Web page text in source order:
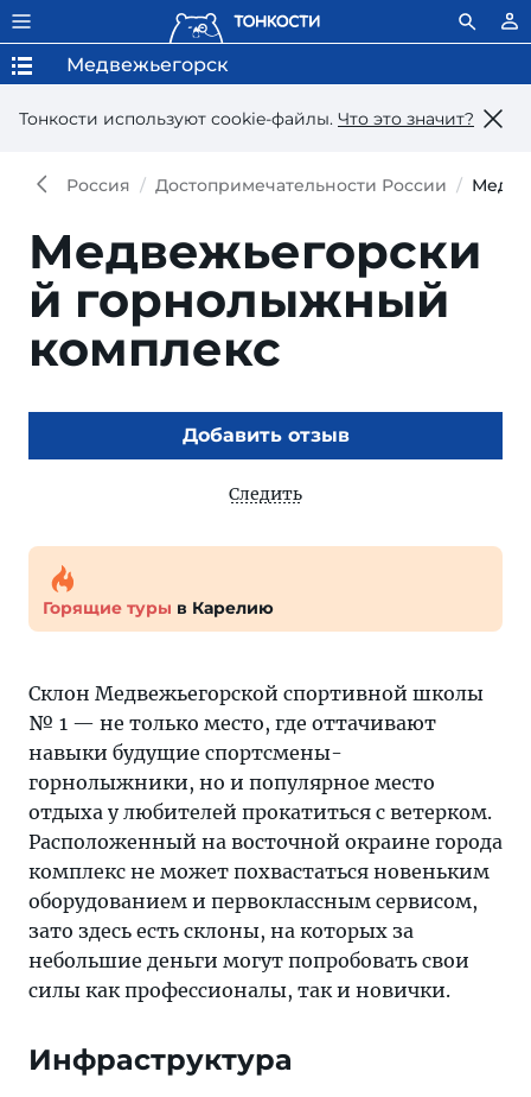
Тонкости используют сookie-файлы. Что это значит?
Медвежьегорск
Россия Достопримечательности России
Медвежьегорски
й горнолыжный
комплекс
Добавить отзыв
Следить
Горящие туры в Карелию
Склон Медвежьегорской спортивной школы
№ 1 — не только место, где оттачивают
навыки будущие спортсмены-
горнолыжники, но и популярное место
отдыха у любителей прокатиться с ветерком.
Расположенный на восточной окраине города
комплекс не может похвастаться новеньким
оборудованием и первоклассным сервисом,
зато здесь есть склоны, на которых за
небольшие деньги могут попробовать свои
силы как профессионалы, так и новички.
Инфраструктура